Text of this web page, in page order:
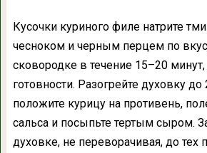
Кусочки куриного филе натрите
чесноком и черным перцем по
сковородке в течение 15–20 минут,
готовности. Разогрейте духовку до
положите курицу на противень,
сальса и посыпьте тертым сыром.
духовке, не переворачивая, до тех